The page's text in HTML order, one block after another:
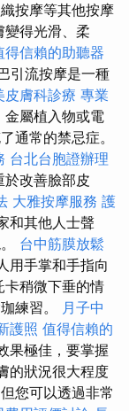
按摩等其他按摩
得光滑、柔
得信賴的助聽器
引流按摩是一種
皮膚科診療 專業
金屬植入物或電
通常的禁忌症。
台北台胞證辦理
於改善臉部皮
大雅按摩服務 護
和其他人士聲
台中筋膜放鬆
用手掌和手指向
卡稍微下垂的情
練習。 月子中
護照 值得信賴的
果極佳，要掌握
的狀況很大程度
您可以透過非常